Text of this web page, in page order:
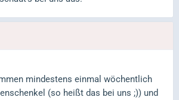
mindestens einmal wöchentlich
(so heißt das bei uns ;)) und